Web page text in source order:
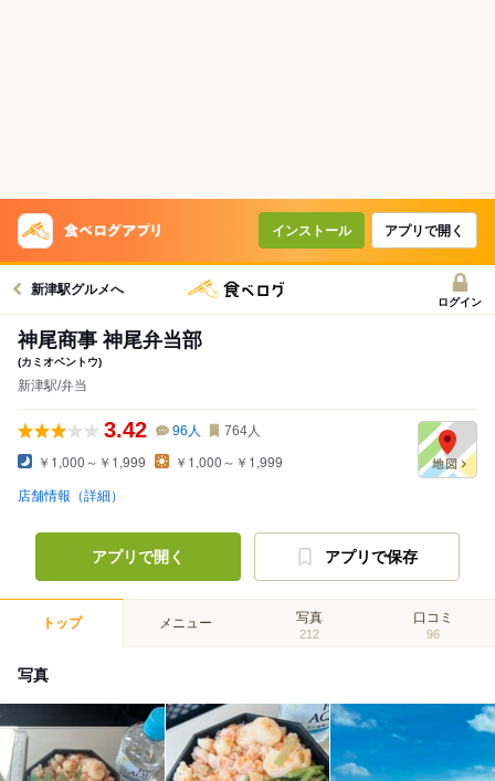
インストール アプリで開く
新津駅グルメへ
ログイン
神尾商事 神尾弁当部
(カミオベントウ)
新津駅/弁当
3.42 96 人 764人
￥1,000～￥1,999 ￥1,000～￥1,999
店舗情報（詳細）
アプリで開く アプリで保存
トップ メニュー 写真
212
口コミ
96
写真